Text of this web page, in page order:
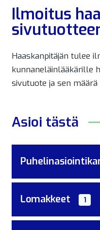
Ilmoitus
Haaskanpitäjän tulee
kunnaneläinlääkärille
sivutuote ja sen
Asioi tästä
Lomakkeet 1